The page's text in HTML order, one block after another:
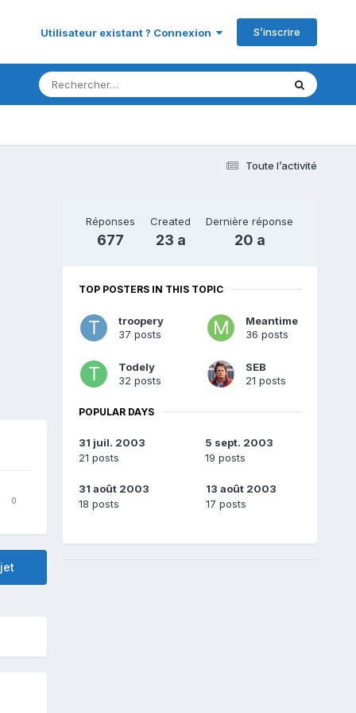
Utilisateur existant ? Connexion S’inscrire
Toute l’activité
0
Réponses
677
Created
23 a
Dernière réponse
20 a
TOP POSTERS IN THIS TOPIC
troopery
37 posts
Meantime
36 posts
Todely
32 posts
SEB
21 posts
POPULAR DAYS
31 juil. 2003
21 posts
5 sept. 2003
19 posts
31 août 2003
18 posts
13 août 2003
17 posts